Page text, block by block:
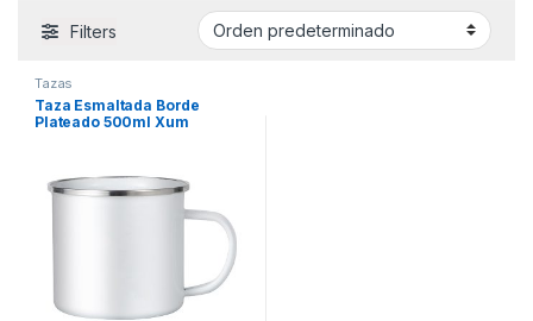
Filters
Tazas
Taza Esmaltada Borde
Plateado 500ml Xum